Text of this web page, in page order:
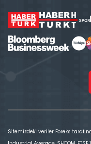
Sitemizdeki veriler Foreks